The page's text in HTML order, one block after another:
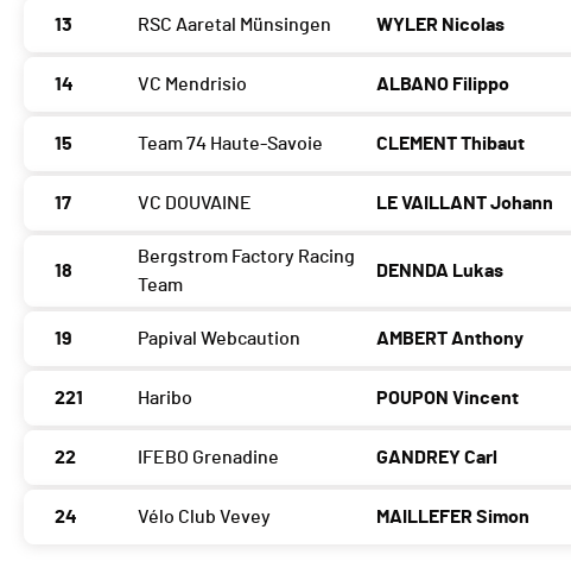
13 RSC Aaretal Münsingen WYLER Nicolas
14 VC Mendrisio ALBANO Filippo
15 Team 74 Haute-Savoie CLEMENT Thibaut
17 VC DOUVAINE LE VAILLANT Johann
18
Bergstrom Factory Racing
Team
DENNDA Lukas
19 Papival Webcaution AMBERT Anthony
221 Haribo POUPON Vincent
22 IFEBO Grenadine GANDREY Carl
24 Vélo Club Vevey MAILLEFER Simon